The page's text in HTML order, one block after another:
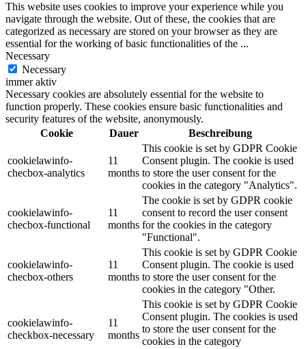
This website uses cookies to improve your experience while you
navigate through the website. Out of these, the cookies that are
categorized as necessary are stored on your browser as they are
essential for the working of basic functionalities of the ...
Necessary
Necessary
immer aktiv
Necessary cookies are absolutely essential for the website to
function properly. These cookies ensure basic functionalities and
security features of the website, anonymously.
Cookie
Dauer Beschreibung
cookielawinfo-
checbox-analytics
11
months
This cookie is set by GDPR Cookie
Consent plugin. The cookie is used
to store the user consent for the
cookies in the category "Analytics".
cookielawinfo-
checbox-functional
11
months
The cookie is set by GDPR cookie
consent to record the user consent
for the cookies in the category
"Functional".
cookielawinfo-
checbox-others
11
months
This cookie is set by GDPR Cookie
Consent plugin. The cookie is used
to store the user consent for the
cookies in the category "Other.
cookielawinfo-
checkbox-necessary
11
months
This cookie is set by GDPR Cookie
Consent plugin. The cookies is used
to store the user consent for the
cookies in the category